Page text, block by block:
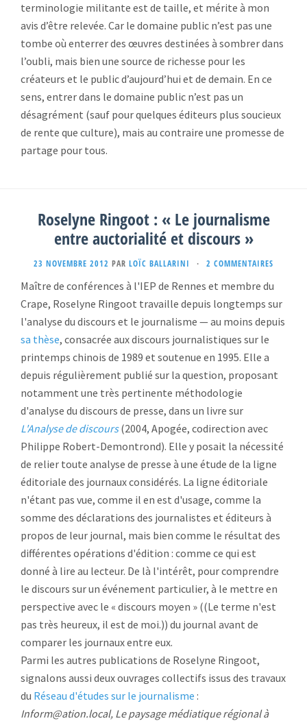
terminologie militante est de taille, et mérite à mon
avis d’être relevée. Car le domaine public n’est pas une
tombe où enterrer des œuvres destinées à sombrer dans
l’oubli, mais bien une source de richesse pour les
créateurs et le public d’aujourd’hui et de demain. En ce
sens, entrer dans le domaine public n’est pas un
désagrément (sauf pour quelques éditeurs plus soucieux
de rente que culture), mais au contraire une promesse de
partage pour tous.
Roselyne Ringoot : « Le journalisme
entre auctorialité et discours »
23 NOVEMBRE 2012 PAR LOÏC BALLARINI · 2 COMMENTAIRES
Maître de conférences à l'IEP de Rennes et membre du
Crape, Roselyne Ringoot travaille depuis longtemps sur
l'analyse du discours et le journalisme — au moins depuis
sa thèse, consacrée aux discours journalistiques sur le
printemps chinois de 1989 et soutenue en 1995. Elle a
depuis régulièrement publié sur la question, proposant
notamment une très pertinente méthodologie
d'analyse du discours de presse, dans un livre sur
L'Analyse de discours(2004, Apogée, codirection avec
Philippe Robert-Demontrond). Elle y posait la nécessité
de relier toute analyse de presse à une étude de la ligne
éditoriale des journaux considérés. La ligne éditoriale
n'étant pas vue, comme il en est d'usage, comme la
somme des déclarations des journalistes et éditeurs à
propos de leur journal, mais bien comme le résultat des
différentes opérations d'édition : comme ce qui est
donné à lire au lecteur. De là l'intérêt, pour comprendre
le discours sur un événement particulier, à le mettre en
perspective avec le « discours moyen » ((Le terme n'est
pas très heureux, il est de moi.)) du journal avant de
comparer les journaux entre eux.
Parmi les autres publications de Roselyne Ringoot,
signalons aussi deux ouvrages collectifs issus des travaux
du Réseau d'études sur le journalisme :
Inform@ation.local, Le paysage médiatique régional à